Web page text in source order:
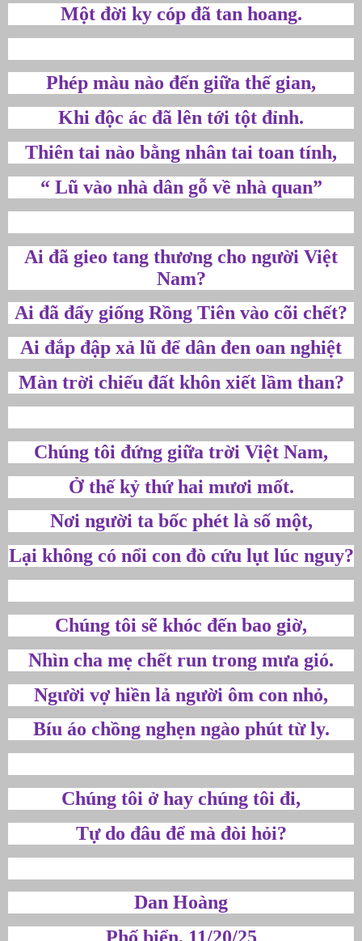
Một đời ky cóp đã tan hoang.
Phép màu nào đến giữa thế gian,
Khi độc ác đã lên tới tột đỉnh.
Thiên tai nào bằng nhân tai toan tính,
“ Lũ vào nhà dân gỗ về nhà quan”
Ai đã gieo tang thương cho người Việt
Nam?
Ai đã đẩy giống Rồng Tiên vào cõi chết?
Ai đắp đập xả lũ để dân đen oan nghiệt
Màn trời chiếu đất khôn xiết lầm than?
Chúng tôi đứng giữa trời Việt Nam,
Ở thế kỷ thứ hai mươi mốt.
Nơi người ta bốc phét là số một,
Lại không có nổi con đò cứu lụt lúc nguy?
Chúng tôi sẽ khóc đến bao giờ,
Nhìn cha mẹ chết run trong mưa gió.
Người vợ hiền lả người ôm con nhỏ,
Bíu áo chồng nghẹn ngào phút từ ly.
Chúng tôi ở hay chúng tôi đi,
Tự do đâu để mà đòi hỏi?
Dan Hoàng